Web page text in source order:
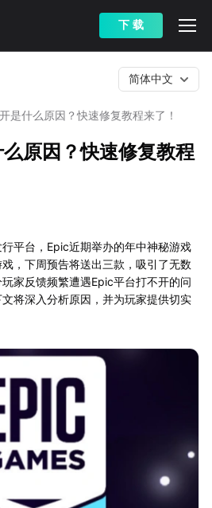
下 载
是什么原因？快速修复教程来了！
简体中文
原因？快速修复教程
平台，Epic近期举办的年中神秘游戏
，下周预告将送出三款，吸引了无数
家反馈频繁遭遇Epic平台打不开的问
将深入分析原因，并为玩家提供切实